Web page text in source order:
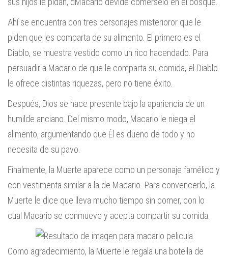
Ahí se encuentra con tres personajes misterioror que le
piden que les comparta de su alimento. El primero es el
Diablo, se muestra vestido como un rico hacendado. Para
persuadir a Macario de que le comparta su comida, el Diablo
le ofrece distintas riquezas, pero no tiene éxito.
Después, Dios se hace presente bajo la apariencia de un
humilde anciano. Del mismo modo, Macario le niega el
alimento, argumentando que Él es dueño de todo y no
necesita de su pavo.
Finalmente, la Muerte aparece como un personaje famélico y
con vestimenta similar a la de Macario. Para convencerlo, la
Muerte le dice que lleva mucho tiempo sin comer, con lo
cual Macario se conmueve y acepta compartir su comida.
Como agradecimiento, la Muerte le regala una botella de